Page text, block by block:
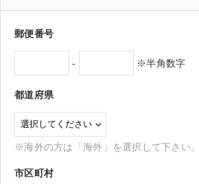
郵便番号
- ※半角数字
都道府県
※海外の方は「海外」を選択して下さい。
市区町村